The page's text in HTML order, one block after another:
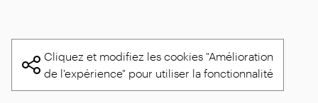
Cliquez et modifiez les cookies "Amélioration
de l'expérience" pour utiliser la fonctionnalité